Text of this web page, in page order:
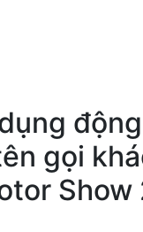
gọi
Show